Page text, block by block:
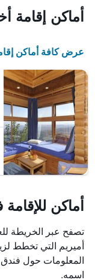
الذي
يعرض
سعر
في
عطلة
نهاية
هذا
الأسبوع
خلال
آخر
3
أيام
أماكن إقامة
عرض كافة أماكن إقامة
أماكن
تصفح عبر الخريطة
أميريم التي تخطط
المعلومات حول
اسمه.